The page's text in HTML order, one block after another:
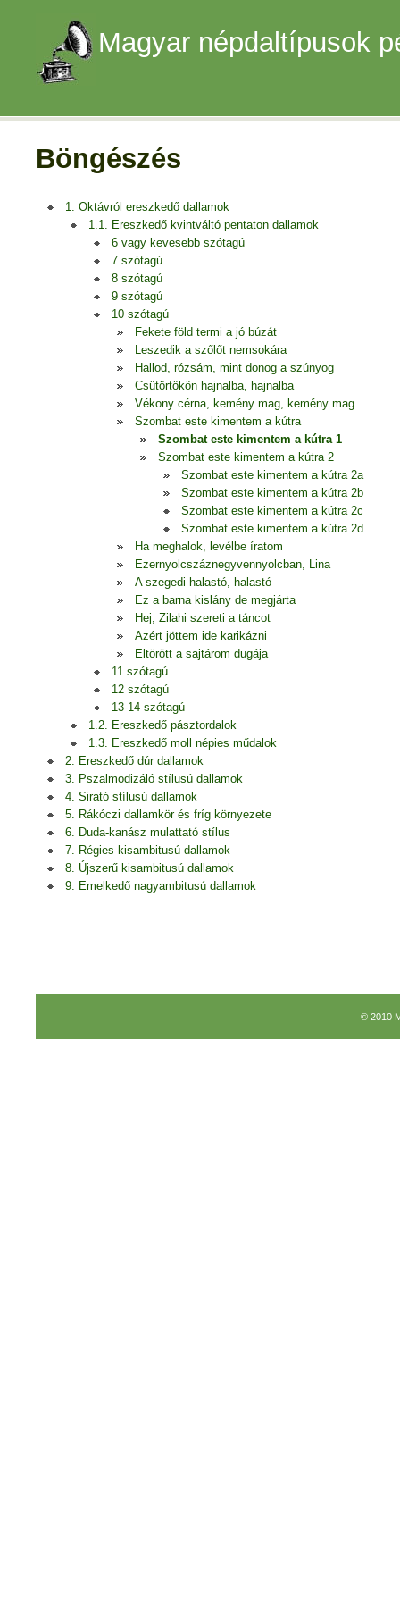
Magyar népdaltípusok
Böngészés
1. Oktávról ereszkedő dallamok
1.1. Ereszkedő kvintváltó pentaton dallamok
6 vagy kevesebb szótagú
7 szótagú
8 szótagú
9 szótagú
10 szótagú
Fekete föld termi a jó búzát
Leszedik a szőlőt nemsokára
Hallod, rózsám, mint donog a szúnyog
Csütörtökön hajnalba, hajnalba
Vékony cérna, kemény mag, kemény mag
Szombat este kimentem a kútra
Szombat este kimentem a kútra 1
Szombat este kimentem a kútra 2
Szombat este kimentem a kútra 2a
Szombat este kimentem a kútra 2b
Szombat este kimentem a kútra 2c
Szombat este kimentem a kútra 2d
Ha meghalok, levélbe íratom
Ezernyolcszáznegyvennyolcban, Lina
A szegedi halastó, halastó
Ez a barna kislány de megjárta
Hej, Zilahi szereti a táncot
Azért jöttem ide karikázni
Eltörött a sajtárom dugája
11 szótagú
12 szótagú
13-14 szótagú
1.2. Ereszkedő pásztordalok
1.3. Ereszkedő moll népies műdalok
2. Ereszkedő dúr dallamok
3. Pszalmodizáló stílusú dallamok
4. Sirató stílusú dallamok
5. Rákóczi dallamkör és fríg környezete
6. Duda-kanász mulattató stílus
7. Régies kisambitusú dallamok
8. Újszerű kisambitusú dallamok
9. Emelkedő nagyambitusú dallamok
© 2010